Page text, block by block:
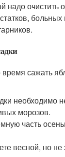
надо очистить
сажать
необходимо
морозов.
часть
весной, но не